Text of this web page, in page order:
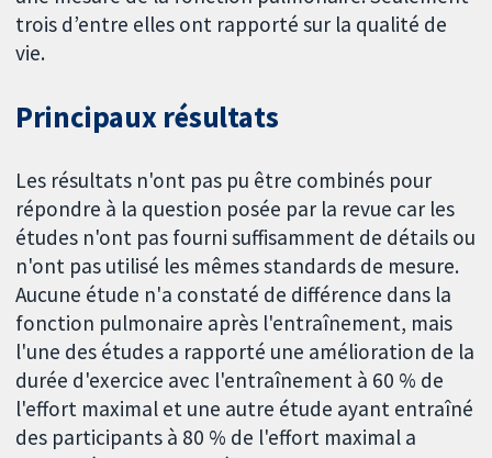
trois d’entre elles ont rapporté sur la qualité de
vie.
Principaux résultats
Les résultats n'ont pas pu être combinés pour
répondre à la question posée par la revue car les
études n'ont pas fourni suffisamment de détails ou
n'ont pas utilisé les mêmes standards de mesure.
Aucune étude n'a constaté de différence dans la
fonction pulmonaire après l'entraînement, mais
l'une des études a rapporté une amélioration de la
durée d'exercice avec l'entraînement à 60 % de
l'effort maximal et une autre étude ayant entraîné
des participants à 80 % de l'effort maximal a